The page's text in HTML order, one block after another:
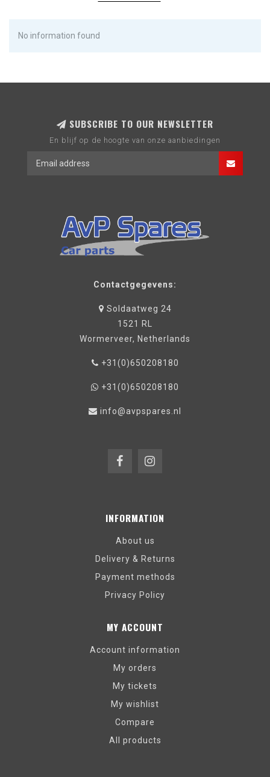
No information found
SUBSCRIBE TO OUR NEWSLETTER
En blijf op de hoogte van onze aanbiedingen
Contactgegevens:
Soldaatweg 24
1521 RL
Wormerveer, Netherlands
+31(0)650208180
+31(0)650208180
info@avpspares.nl
INFORMATION
About us
Delivery & Returns
Payment methods
Privacy Policy
MY ACCOUNT
Account information
My orders
My tickets
My wishlist
Compare
All products